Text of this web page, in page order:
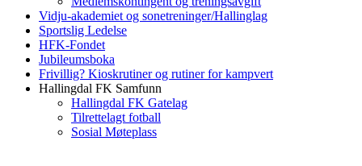
Vidju-akademiet og sonetreninger/Hallinglag
Sportslig Ledelse
HFK-Fondet
Jubileumsboka
Frivillig? Kioskrutiner og rutiner for kampvert
Hallingdal FK Samfunn
Hallingdal FK Gatelag
Tilrettelagt fotball
Sosial Møteplass